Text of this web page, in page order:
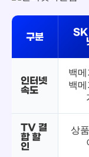
구분
SK
인터넷
속도
백메
백메
TV 결
합 할
인
상